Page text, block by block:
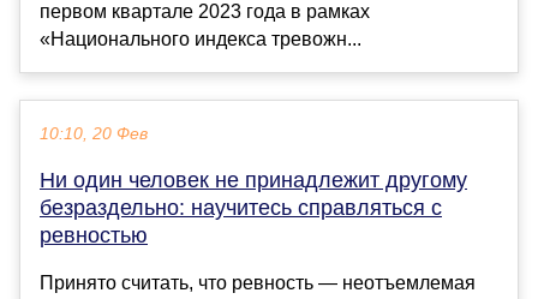
первом квартале 2023 года в рамках
«Национального индекса тревожн...
10:10, 20 Фев
Ни один человек не принадлежит другому
безраздельно: научитесь справляться с
ревностью
Принято считать, что ревность — неотъемлемая